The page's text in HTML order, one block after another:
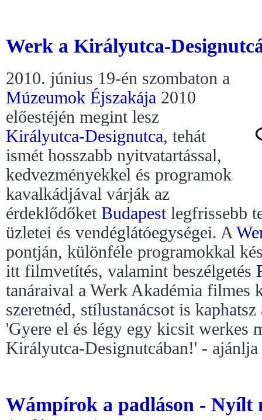
Werk a Királyutca-
2010. június 19-én szombaton a
Múzeumok Éjszakája 2010
előestéjén megint lesz
Királyutca-Designutca, tehát
ismét hosszabb nyitvatartással,
kedvezményekkel és programok
kavalkádjával várják az
érdeklődőket Budapestlegfrissebb
üzletei és vendéglátóegységei. A
pontján, különféle programokkal
itt filmvetítés, valamint beszélgetés
tanáraival a Werk Akadémia filmes
szeretnéd, stílustanácsot is
'Gyere el és légy egy kicsit werkes
Királyutca-Designutcában!' -
Wámpírok a padláson - Nyílt